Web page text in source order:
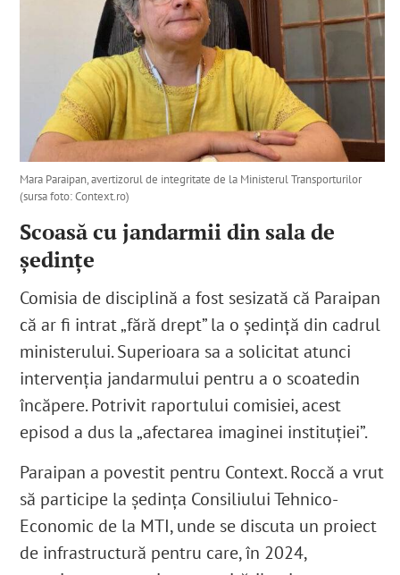
Mara Paraipan, avertizorul de integritate de la Ministerul Transporturilor
(sursa foto: Context.ro)
Scoasă cu jandarmii din sala de
ședințe
Comisia de disciplină a fost sesizată că Paraipan
că ar fi intrat „fără drept” la o ședință din cadrul
ministerului. Superioara sa a solicitat atunci
intervenția jandarmului pentru a o scoatedin
încăpere.Potrivit raportului comisiei, acest
episod a dus la „afectarea imaginei instituției”.
Paraipan a povestit pentru Context. Roccă a vrut
să participe la ședința Consiliului Tehnico-
Economic de la MTI, unde se discuta un proiect
de infrastructură pentru care, în 2024,